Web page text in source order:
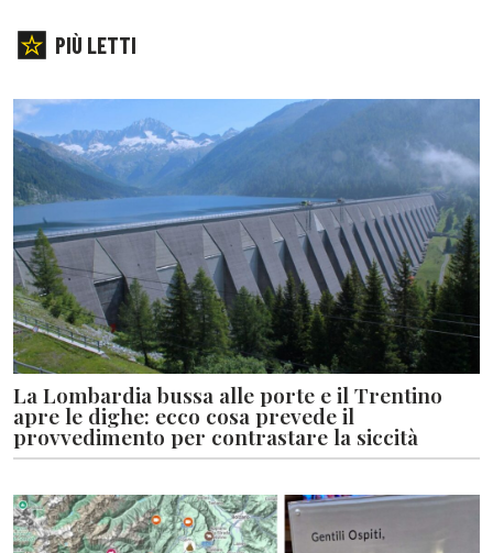
PIÙ LETTI
La Lombardia bussa alle porte e il Trentino
apre le dighe: ecco cosa prevede il
provvedimento per contrastare la siccità